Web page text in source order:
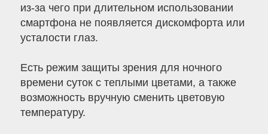
из-за чего при длительном использовании
смартфона не появляется дискомфорта или
усталости глаз.
Есть режим защиты зрения для ночного
времени суток с теплыми цветами, а также
возможность вручную сменить цветовую
температуру.